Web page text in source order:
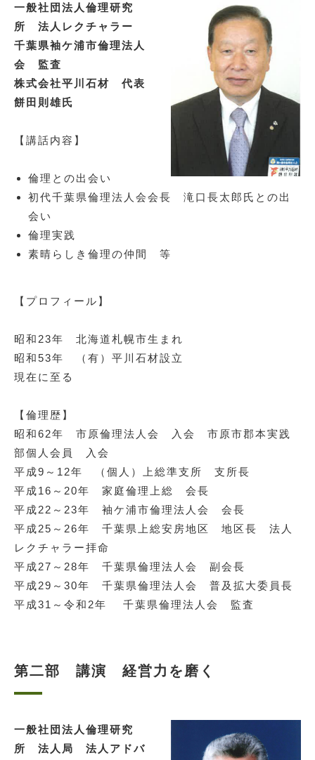
一般社団法人倫理研究
所 法人レクチャラー
千葉県袖ケ浦市倫理法人
会 監査
株式会社平川石材 代表
餅田則雄氏
【講話内容】
倫理との出会い
初代千葉県倫理法人会会長 滝口長太郎氏との出
会い
倫理実践
素晴らしき倫理の仲間 等
【プロフィール】
昭和23年 北海道札幌市生まれ
昭和53年 （有）平川石材設立
現在に至る
【倫理歴】
昭和62年 市原倫理法人会 入会 市原市郡本実践
部個人会員 入会
平成9～12年 （個人）上総準支所 支所長
平成16～20年 家庭倫理上総 会長
平成22～23年 袖ケ浦市倫理法人会 会長
平成25～26年 千葉県上総安房地区 地区長 法人
レクチャラー拝命
平成27～28年 千葉県倫理法人会 副会長
平成29～30年 千葉県倫理法人会 普及拡大委員長
平成31～令和2年 千葉県倫理法人会 監査
第二部 講演 経営力を磨く
一般社団法人倫理研究
所 法人局 法人アドバ